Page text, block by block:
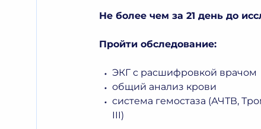
Не более чем за 21 день до
Пройти обследование:
ЭКГ с расшифровкой врачом
общий анализ крови
система гемостаза (АЧТВ,
III)